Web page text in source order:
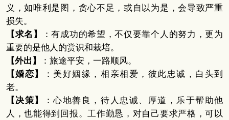
义，如唯利是图，贪心不足，或自以为是，会导致严重
损失。
【求名】
：有成功的希望，不仅要靠个人的努力，更为
重要的是他人的赏识和栽培。
【外出】
：旅途平安，一路顺风。
【婚恋】
：美好姻缘，相亲相爱，彼此忠诚，白头到
老。
【决策】
：心地善良，待人忠诚、厚道，乐于帮助他
人，也能得到回报。工作勤恳，对自己要求严格，可以